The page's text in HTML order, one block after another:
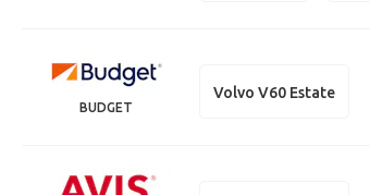
BUDGET
Volvo V60 Estate